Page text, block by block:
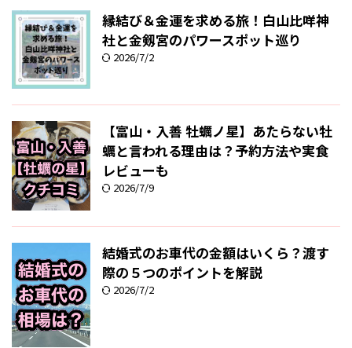
縁結び＆金運を求める旅！白山比咩神
社と金剱宮のパワースポット巡り
2026/7/2
【富山・入善 牡蠣ノ星】あたらない牡
蠣と言われる理由は？予約方法や実食
レビューも
2026/7/9
結婚式のお車代の金額はいくら？渡す
際の５つのポイントを解説
2026/7/2